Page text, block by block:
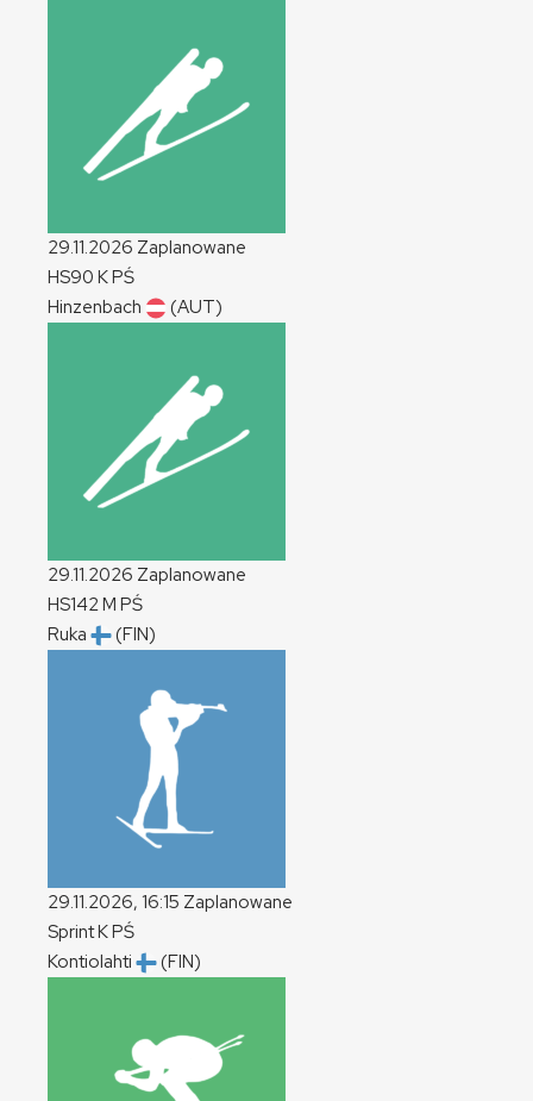
29.11.2026 Zaplanowane
HS90 KPŚ
Hinzenbach
(AUT)
29.11.2026 Zaplanowane
HS142M PŚ
Ruka
(FIN)
29.11.2026, 16:15 Zaplanowane
SprintKPŚ
Kontiolahti
(FIN)